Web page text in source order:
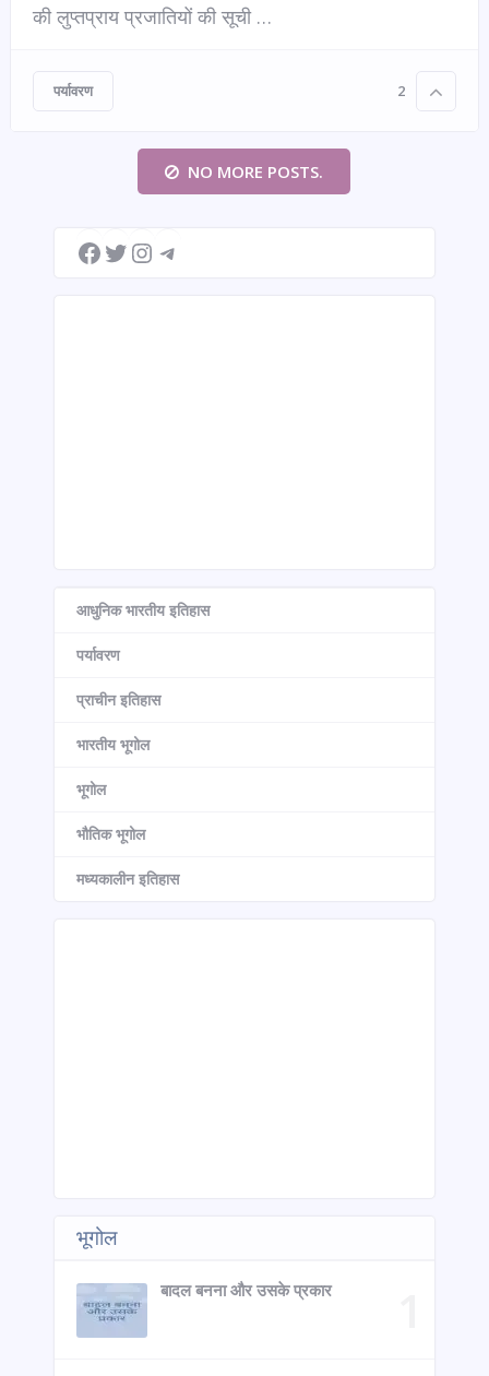
की लुप्तप्राय प्रजातियों की सूची …
पर्यावरण 2
NO MORE POSTS.
Facebook
TwitterInstagram
आधुनिक भारतीय इतिहास
पर्यावरण
प्राचीन इतिहास
भारतीय भूगोल
भूगोल
भौतिक भूगोल
मध्यकालीन इतिहास
भूगोल
बादल बनना और उसके प्रकार